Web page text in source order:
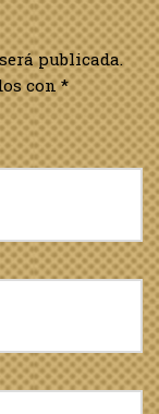
publicada.
con*